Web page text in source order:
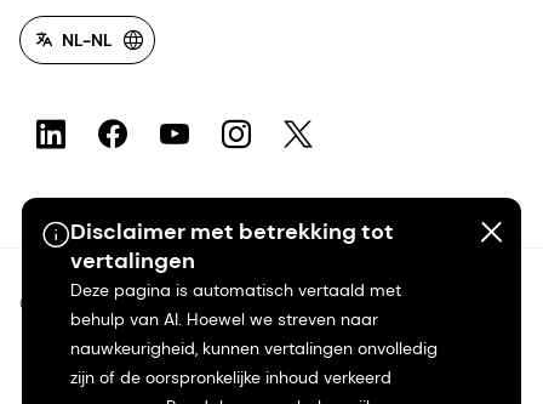
Disclaimer met betrekking tot
vertalingen
Deze pagina is automatisch vertaald met
behulp van AI. Hoewel we streven naar
nauwkeurigheid, kunnen vertalingen onvolledig
zijn of de oorspronkelijke inhoud verkeerd
NL-NL
©2026 dsm-firmenich. Alle rechten voorbehouden.
Privacyverklaring